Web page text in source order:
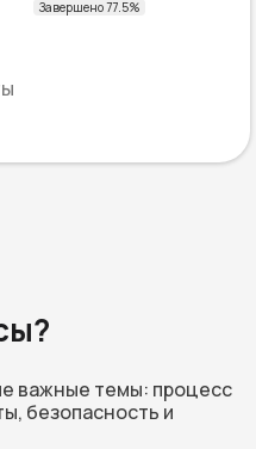
важные темы: процесс
безопасность и